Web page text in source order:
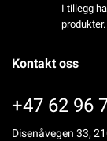
I tillegg
produkter.
Kontakt oss
+47 62 96
Disenåvegen 33,